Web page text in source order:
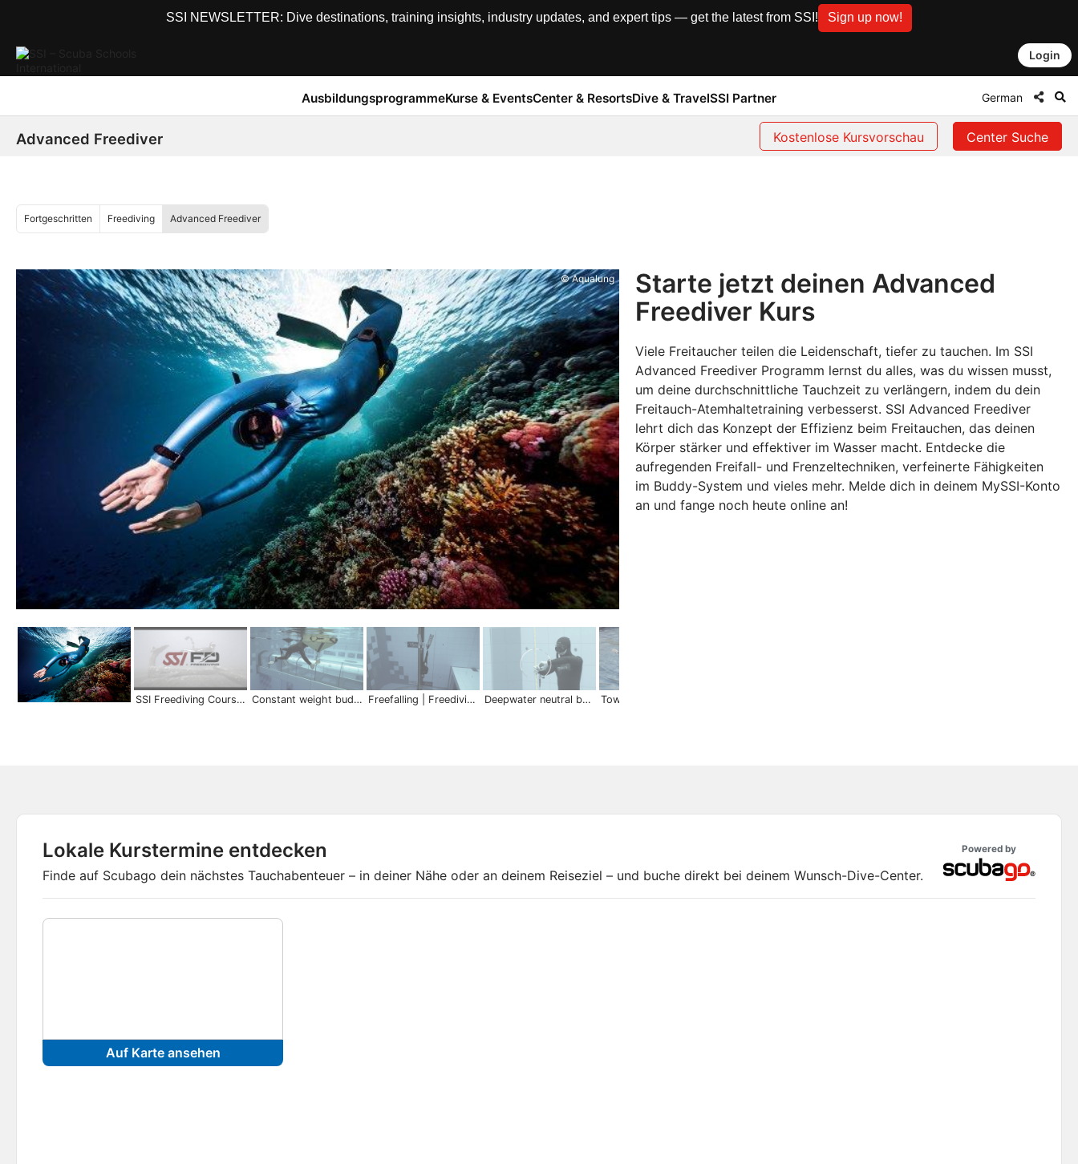
SSI NEWSLETTER: Dive destinations, training insights, industry updates, and expert tips — get the latest from SSI! Sign up now!
Login
AusbildungsprogrammeKurse & EventsCenter & ResortsDive & TravelSSI Partner German
Advanced Freediver Kostenlose Kursvorschau Center Suche
Fortgeschritten Freediving Advanced Freediver
© Aqualung
SSI Freediving Courses | Scuba Schools International Constant weight buddy system | Freediving Skills Freefalling | Freediving Skills Deepwater neutral buoyancy | Freediving Skills
Starte jetzt deinen Advanced
Freediver Kurs
Viele Freitaucher teilen die Leidenschaft, tiefer zu tauchen. Im SSI
Advanced Freediver Programm lernst du alles, was du wissen musst,
um deine durchschnittliche Tauchzeit zu verlängern, indem du dein
Freitauch-Atemhaltetraining verbesserst. SSI Advanced Freediver
lehrt dich das Konzept der Effizienz beim Freitauchen, das deinen
Körper stärker und effektiver im Wasser macht. Entdecke die
aufregenden Freifall- und Frenzeltechniken, verfeinerte Fähigkeiten
im Buddy-System und vieles mehr. Melde dich in deinem MySSI-Konto
an und fange noch heute online an!
Lokale Kurstermine entdecken
Finde auf Scubago dein nächstes Tauchabenteuer – in deiner Nähe oder an deinem Reiseziel – und buche direkt bei deinem Wunsch-Dive-Center.
Powered by
Auf Karte ansehen